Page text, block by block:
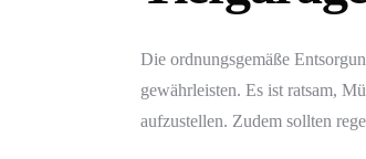
Die ordnungsgemäße
gewährleisten. Es ist ratsam,
aufzustellen. Zudem sollten